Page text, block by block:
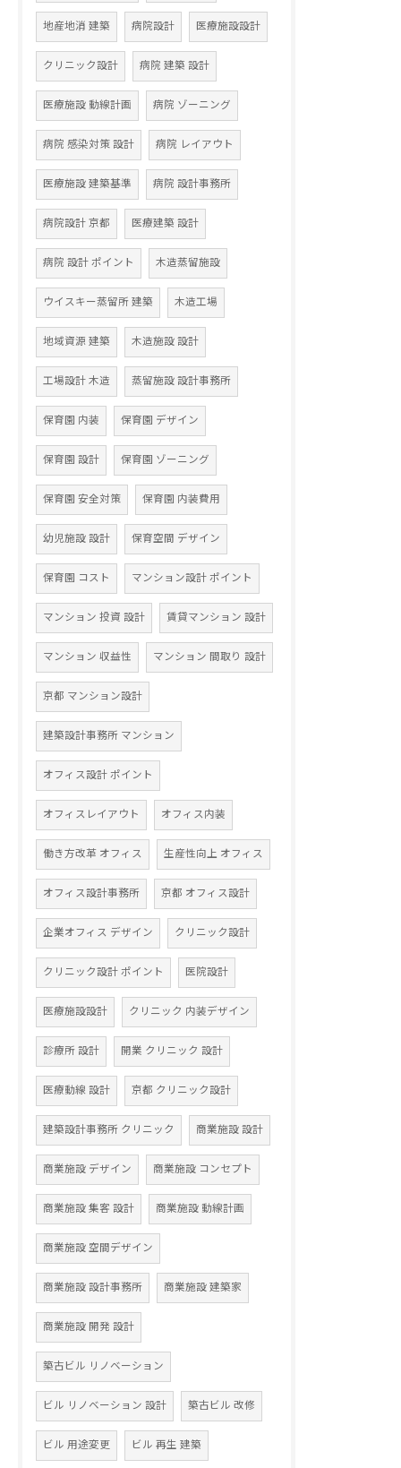
地産地消 建築 病院設計 医療施設設計
クリニック設計 病院 建築 設計
医療施設 動線計画 病院 ゾーニング
病院 感染対策 設計 病院 レイアウト
医療施設 建築基準 病院 設計事務所
病院設計 京都 医療建築 設計
病院 設計 ポイント 木造蒸留施設
ウイスキー蒸留所 建築 木造工場
地域資源 建築 木造施設 設計
工場設計 木造 蒸留施設 設計事務所
保育園 内装 保育園 デザイン
保育園 設計 保育園 ゾーニング
保育園 安全対策 保育園 内装費用
幼児施設 設計 保育空間 デザイン
保育園 コスト マンション設計 ポイント
マンション 投資 設計 賃貸マンション 設計
マンション 収益性 マンション 間取り 設計
京都 マンション設計
建築設計事務所 マンション
オフィス設計 ポイント
オフィスレイアウト オフィス内装
働き方改革 オフィス 生産性向上 オフィス
オフィス設計事務所 京都 オフィス設計
企業オフィス デザイン クリニック設計
クリニック設計 ポイント 医院設計
医療施設設計 クリニック 内装デザイン
診療所 設計 開業 クリニック 設計
医療動線 設計 京都 クリニック設計
建築設計事務所 クリニック 商業施設 設計
商業施設 デザイン 商業施設 コンセプト
商業施設 集客 設計 商業施設 動線計画
商業施設 空間デザイン
商業施設 設計事務所 商業施設 建築家
商業施設 開発 設計
築古ビル リノベーション
ビル リノベーション 設計 築古ビル 改修
ビル 用途変更 ビル 再生 建築